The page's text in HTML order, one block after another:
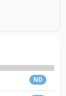
ND